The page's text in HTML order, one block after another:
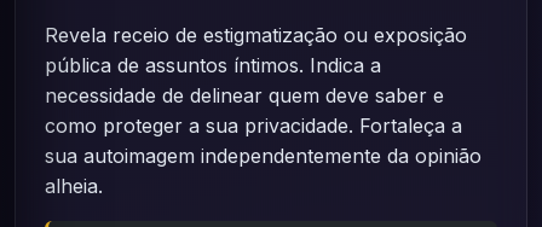
Revela receio de estigmatização ou exposição
pública de assuntos íntimos. Indica a
necessidade de delinear quem deve saber e
como proteger a sua privacidade. Fortaleça a
sua autoimagem independentemente da opinião
alheia.